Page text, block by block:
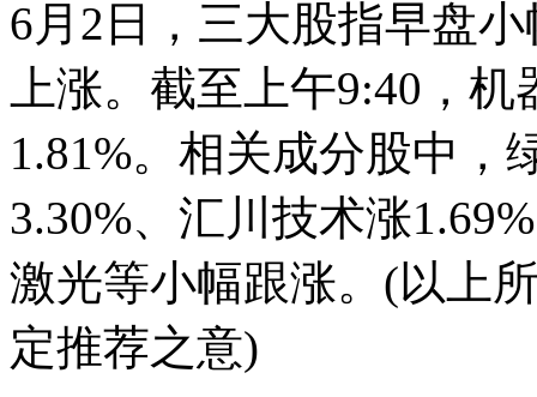
6月2日，三大股指早盘
上涨。截至上午9:40，
1.81%。相关成分股中，
3.30%、汇川技术涨
激光等小幅跟涨。(以上
定推荐之意)